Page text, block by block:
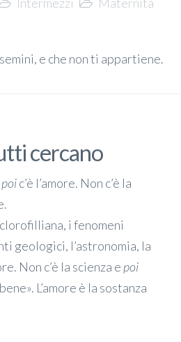
Intermezzi Maternità
e che non ti appartiene.
cercano
poic’è l’amore. Non c’è la
i fenomeni
geologici, l’astronomia, la
Non c’è la scienza e poi
L’amore è la sostanza